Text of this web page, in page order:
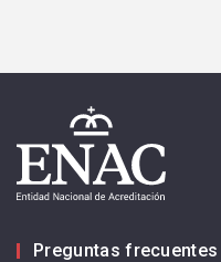
Preguntas frecuentes